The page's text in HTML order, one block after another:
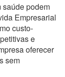
saúde podem
Empresarial
custo-
e
oferecer
sem